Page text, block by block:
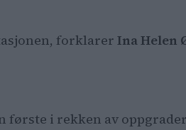
forklarer Ina Helen
første i rekken av